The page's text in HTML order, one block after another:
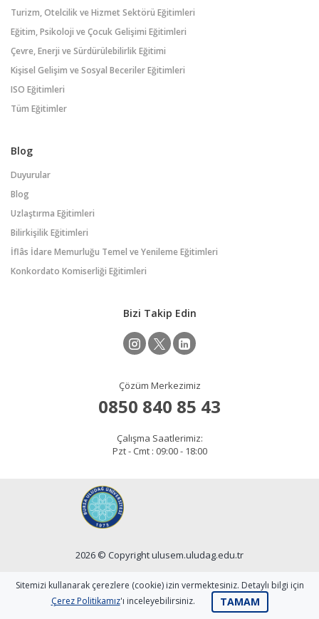
Turizm, Otelcilik ve Hizmet Sektörü Eğitimleri
Eğitim, Psikoloji ve Çocuk Gelişimi Eğitimleri
Çevre, Enerji ve Sürdürülebilirlik Eğitimi
Kişisel Gelişim ve Sosyal Beceriler Eğitimleri
ISO Eğitimleri
Tüm Eğitimler
Blog
Duyurular
Blog
Uzlaştırma Eğitimleri
Bilirkişilik Eğitimleri
İflâs İdare Memurluğu Temel ve Yenileme Eğitimleri
Konkordato Komiserliği Eğitimleri
Bizi Takip Edin
Çözüm Merkezimiz
0850 840 85 43
Çalışma Saatlerimiz:
Pzt - Cmt : 09:00 - 18:00
2026 © Copyright ulusem.uludag.edu.tr
Sitemizi kullanarak çerezlere (cookie) izin vermektesiniz. Detaylı bilgi için
Çerez Politikamız'ı inceleyebilirsiniz. TAMAM